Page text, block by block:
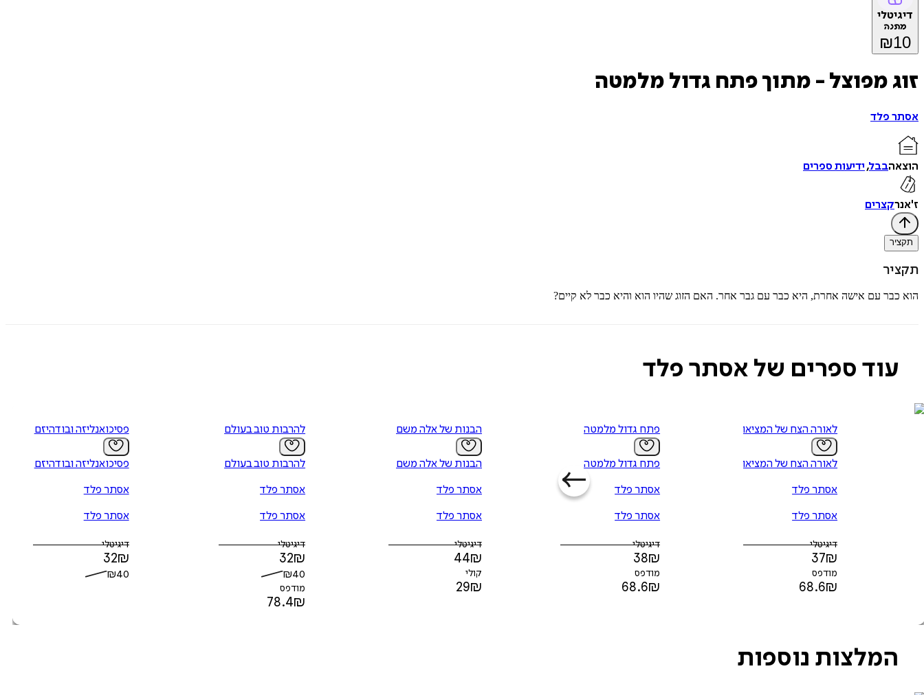
דיגיטלי
מתנה
₪10
הוספה
איזה פורמט בא לך?
זוג מפוצל - מתוך פתח גדול מלמטה
אסתר פלד
הוצאהבבל,ידיעות ספרים
ז'אנרקצרים
תקציר
תקציר
הוא כבר עם אישה אחרת, היא כבר עם גבר אחר. האם הזוג שהיו הוא והיא כבר לא קיים?
עוד ספרים של אסתר פלד
לאורה הצח של המציאות
לאורה הצח של המציאות
אסתר פלד
אסתר פלד
דיגיטלי
37₪
מודפס
68.6₪
פתח גדול מלמטה
פתח גדול מלמטה
אסתר פלד
אסתר פלד
דיגיטלי
38₪
מודפס
68.6₪
הבנות של אלה משם
הבנות של אלה משם
אסתר פלד
אסתר פלד
דיגיטלי
44₪
קולי
29₪
להרבות טוב בעולם
להרבות טוב בעולם
אסתר פלד
אסתר פלד
דיגיטלי
32₪
₪40
מודפס
78.4₪
פסיכואנליזה ובודהיזם
פסיכואנליזה ובודהיזם
אסתר פלד
אסתר פלד
דיגיטלי
32₪
₪40
המלצות נוספות